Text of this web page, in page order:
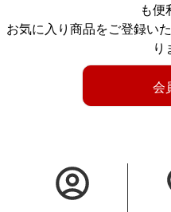
も便
お気に入り商品をご登録い
り
会